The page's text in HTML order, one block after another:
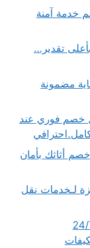
الي مكة بـ35%خصم خدمة آمنة
تقدير…
حماية مضمونة
بحي السويدي..100ريال خصم فوري عند
من جدة الى الرياض بـ35%خصم أثاثك بأمان
لـخدمات نقل
مستعمله بالرياض متاح 24/7